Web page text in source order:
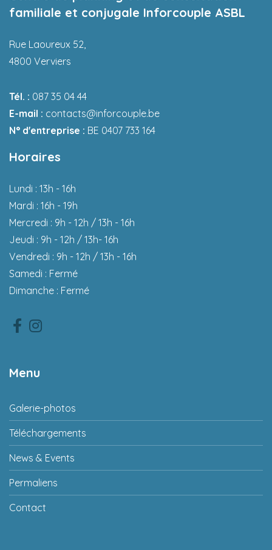
familiale et conjugale Inforcouple ASBL
Rue Laoureux 52,
4800 Verviers
Tél. : 087 35 04 44
E-mail : contacts@inforcouple.be
N° d'entreprise : BE 0407 733 164
Horaires
Lundi : 13h - 16h
Mardi : 16h - 19h
Mercredi : 9h - 12h / 13h - 16h
Jeudi : 9h - 12h / 13h- 16h
Vendredi : 9h - 12h / 13h - 16h
Samedi : Fermé
Dimanche : Fermé
Facebook
Instagram
Menu
Galerie-photos
Téléchargements
News & Events
Permaliens
Contact